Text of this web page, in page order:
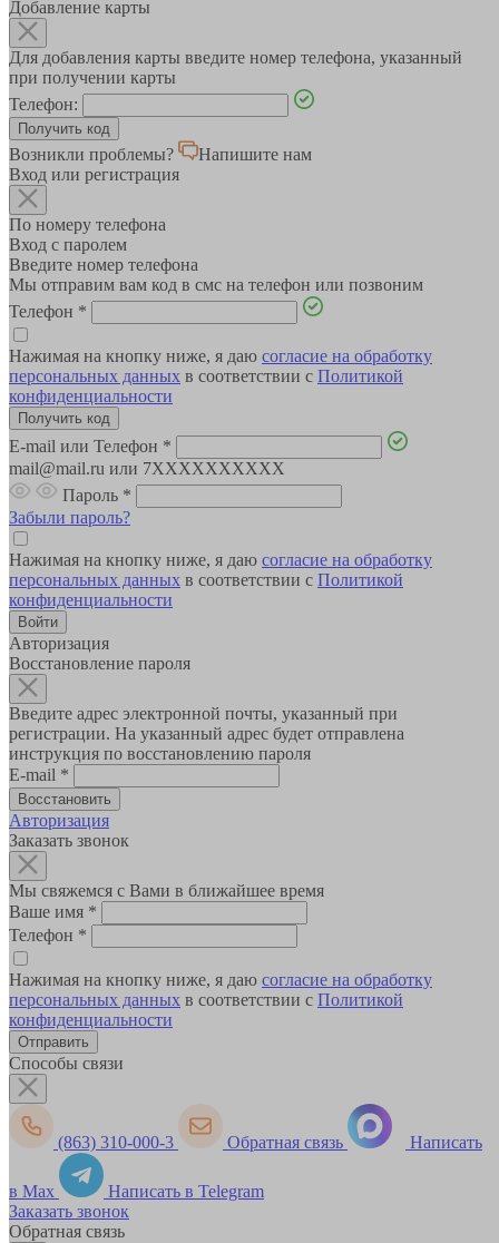
Добавление карты
Для добавления карты введите номер телефона, указанный
при получении карты
Телефон:
Возникли проблемы?
Напишите нам
Вход или регистрация
По номеру телефона
Вход с паролем
Введите номер телефона
Мы отправим вам код в смс на телефон или позвоним
Телефон *
Нажимая на кнопку ниже, я даю согласие на обработку
персональных данных в соответствии с Политикой
конфиденциальности
E-mail или Телефон *
mail@mail.ru или 7XXXXXXXXXX
Пароль *
Забыли пароль?
Нажимая на кнопку ниже, я даю согласие на обработку
персональных данных в соответствии с Политикой
конфиденциальности
Авторизация
Восстановление пароля
Введите адрес электронной почты, указанный при
регистрации. На указанный адрес будет отправлена
инструкция по восстановлению пароля
E-mail *
Авторизация
Заказать звонок
Мы свяжемся с Вами в ближайшее время
Ваше имя *
Телефон *
Нажимая на кнопку ниже, я даю согласие на обработку
персональных данных в соответствии с Политикой
конфиденциальности
Способы связи
(863) 310-000-3 Обратная связь Написать
в Max
Написать в Telegram
Заказать звонок
Обратная связь